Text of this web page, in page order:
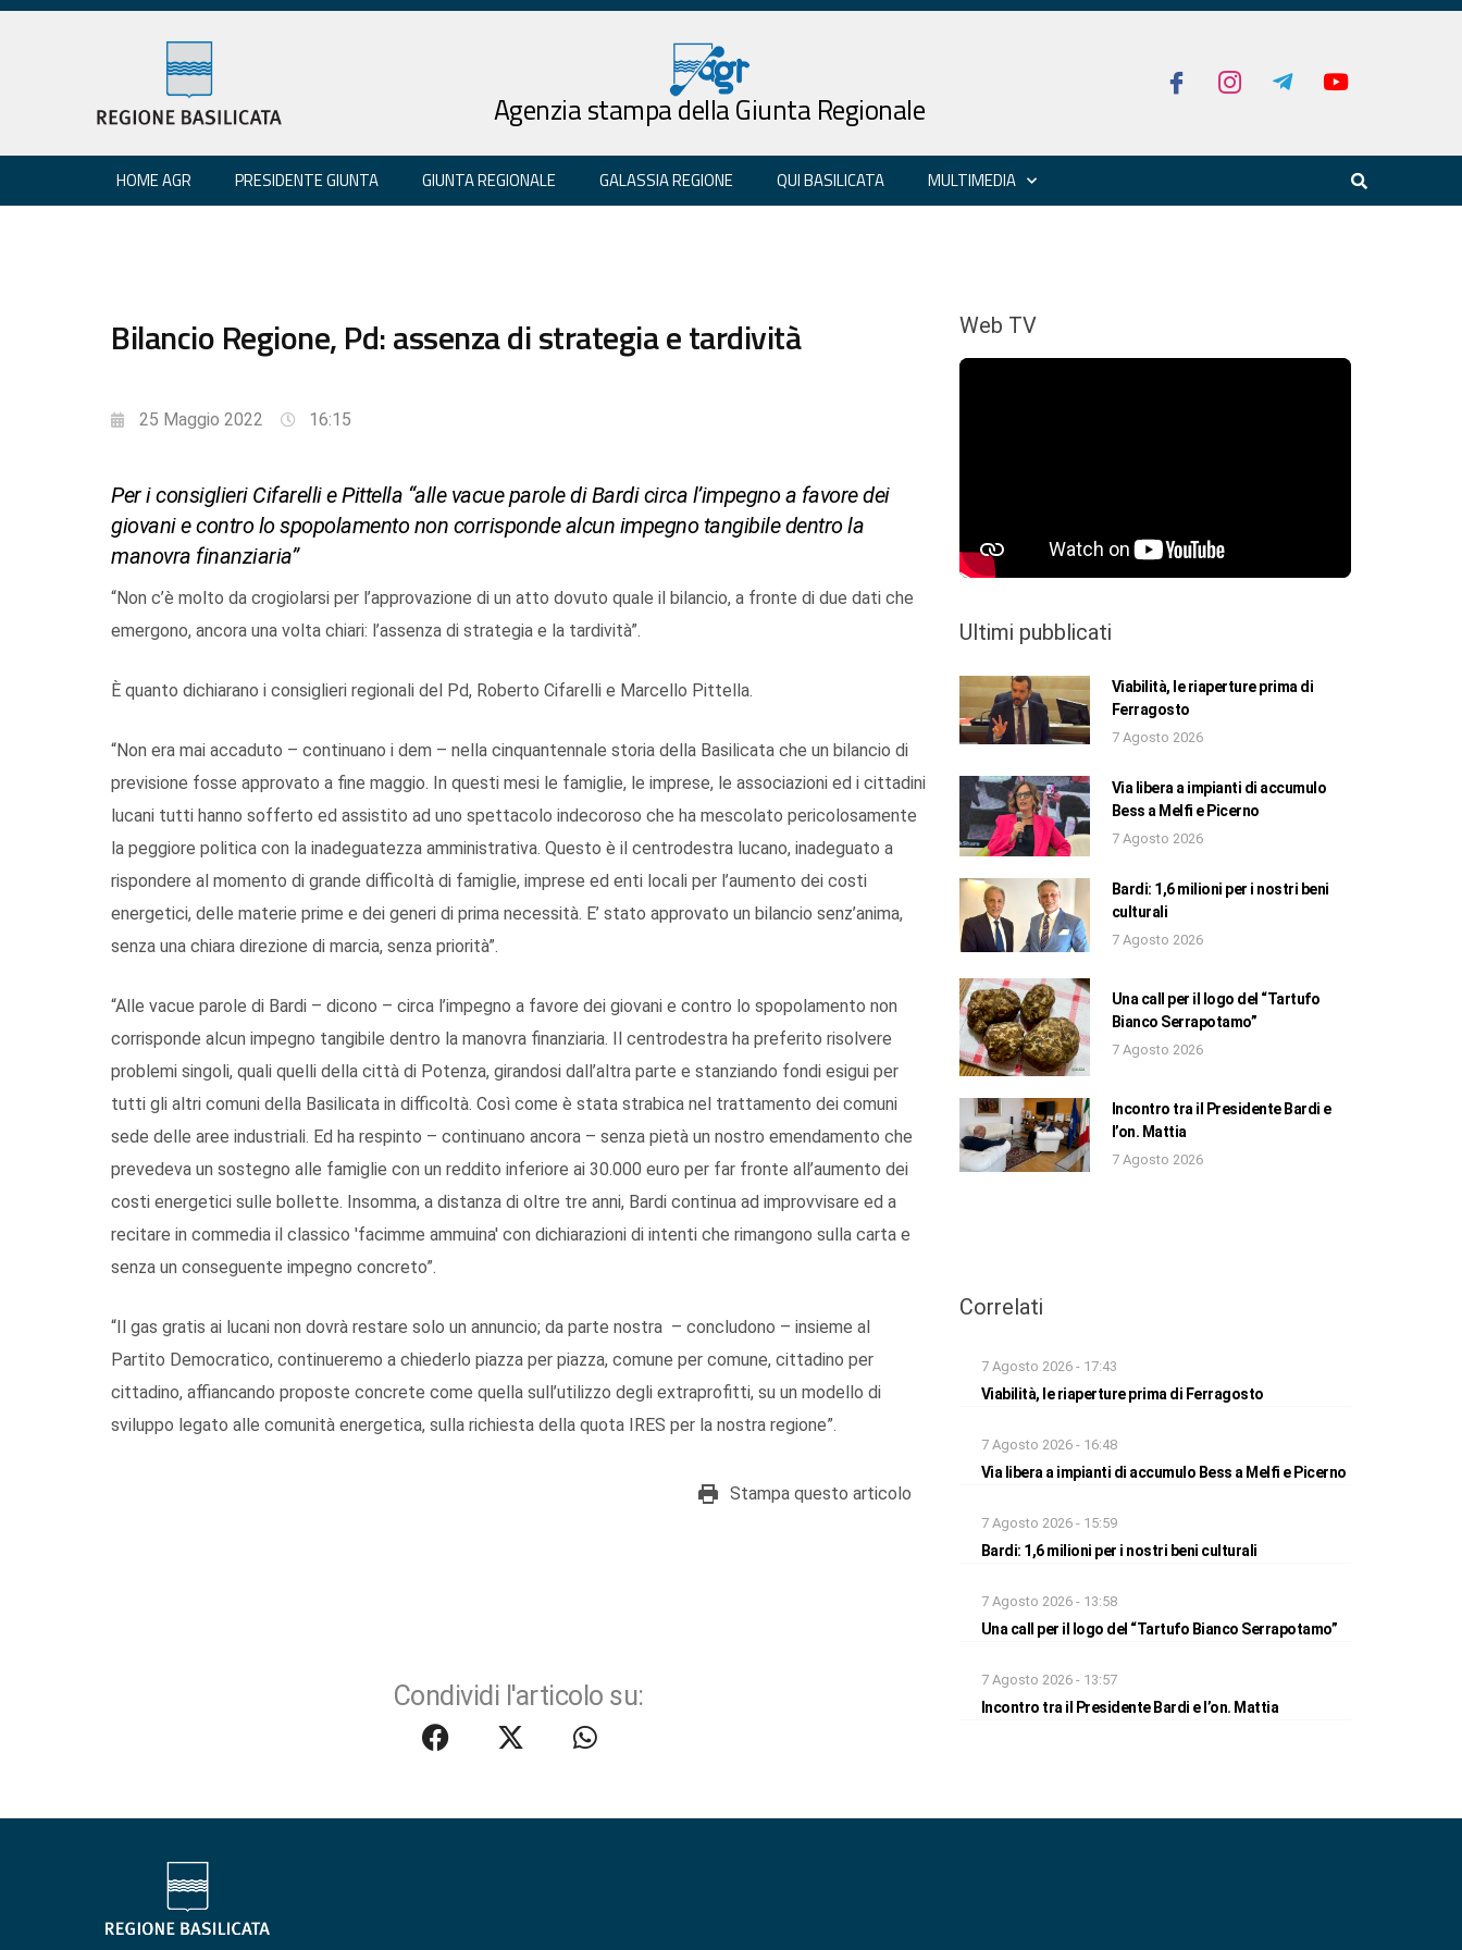
Agenzia stampa della Giunta Regionale
HOME AGR PRESIDENTE GIUNTA GIUNTA REGIONALE GALASSIA REGIONE QUI BASILICATA MULTIMEDIA
Bilancio Regione, Pd: assenza di strategia e tardività
25 Maggio 2022 16:15
Per i consiglieri Cifarelli e Pittella “alle vacue parole di Bardi circa l’impegno a favore dei
giovani e contro lo spopolamento non corrisponde alcun impegno tangibile dentro la
manovra finanziaria”
“Non c’è molto da crogiolarsi per l’approvazione di un atto dovuto quale il bilancio, a fronte di due dati che
emergono, ancora una volta chiari: l’assenza di strategia e la tardività”.
È quanto dichiarano i consiglieri regionali del Pd, Roberto Cifarelli e Marcello Pittella.
“Non era mai accaduto – continuano i dem – nella cinquantennale storia della Basilicata che un bilancio di
previsione fosse approvato a fine maggio. In questi mesi le famiglie, le imprese, le associazioni ed i cittadini
lucani tutti hanno sofferto ed assistito ad uno spettacolo indecoroso che ha mescolato pericolosamente
la peggiore politica con la inadeguatezza amministrativa. Questo è il centrodestra lucano, inadeguato a
rispondere al momento di grande difficoltà di famiglie, imprese ed enti locali per l’aumento dei costi
energetici, delle materie prime e dei generi di prima necessità. E’ stato approvato un bilancio senz’anima,
senza una chiara direzione di marcia, senza priorità”.
“Alle vacue parole di Bardi – dicono – circa l’impegno a favore dei giovani e contro lo spopolamento non
corrisponde alcun impegno tangibile dentro la manovra finanziaria. Il centrodestra ha preferito risolvere
problemi singoli, quali quelli della città di Potenza, girandosi dall’altra parte e stanziando fondi esigui per
tutti gli altri comuni della Basilicata in difficoltà. Così come è stata strabica nel trattamento dei comuni
sede delle aree industriali. Ed ha respinto – continuano ancora – senza pietà un nostro emendamento che
prevedeva un sostegno alle famiglie con un reddito inferiore ai 30.000 euro per far fronte all’aumento dei
costi energetici sulle bollette. Insomma, a distanza di oltre tre anni, Bardi continua ad improvvisare ed a
recitare in commedia il classico 'facimme ammuina' con dichiarazioni di intenti che rimangono sulla carta e
senza un conseguente impegno concreto”.
“Il gas gratis ai lucani non dovrà restare solo un annuncio; da parte nostra – concludono – insieme al
Partito Democratico, continueremo a chiederlo piazza per piazza, comune per comune, cittadino per
cittadino, affiancando proposte concrete come quella sull’utilizzo degli extraprofitti, su un modello di
sviluppo legato alle comunità energetica, sulla richiesta della quota IRES per la nostra regione”.
Stampa questo articolo
Condividi l'articolo su:
Web TV
Ultimi pubblicati
Viabilità, le riaperture prima di
Ferragosto
7 Agosto 2026
Via libera a impianti di accumulo
Bess a Melfi e Picerno
7 Agosto 2026
Bardi: 1,6 milioni per i nostri beni
culturali
7 Agosto 2026
Una call per il logo del “Tartufo
Bianco Serrapotamo”
7 Agosto 2026
Incontro tra il Presidente Bardi e
l’on. Mattia
7 Agosto 2026
Correlati
7 Agosto 2026 - 17:43
Viabilità, le riaperture prima di Ferragosto
7 Agosto 2026 - 16:48
Via libera a impianti di accumulo Bess a Melfi e Picerno
7 Agosto 2026 - 15:59
Bardi: 1,6 milioni per i nostri beni culturali
7 Agosto 2026 - 13:58
Una call per il logo del “Tartufo Bianco Serrapotamo”
7 Agosto 2026 - 13:57
Incontro tra il Presidente Bardi e l’on. Mattia